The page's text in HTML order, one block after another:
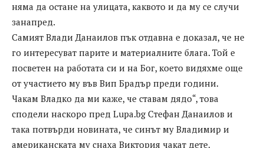
няма да остане на улицата, каквото и да му се случи
занапред.
Самият Влади Данаилов пък отдавна е доказал, че не
го интересуват парите и материалните блага. Той е
посветен на работата си и на Бог, което видяхме още
от участието му във Вип Брадър преди години.
Чакам Владко да ми каже, че ставам дядо“, това
сподели наскоро пред Lupa.bg Стефан Данаилов и
така потвърди новината, че синът му Владимир и
американската му снаха Виктория чакат дете.